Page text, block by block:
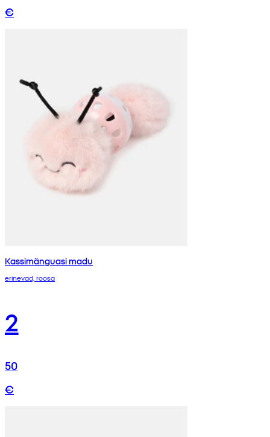
€
Kassimänguasi madu
erinevad, roosa
2
50
€